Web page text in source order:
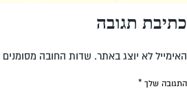
כתיבת תגובה
האימייל לא יוצג באתר. שדות החובה מסומנים
התגובה שלך *